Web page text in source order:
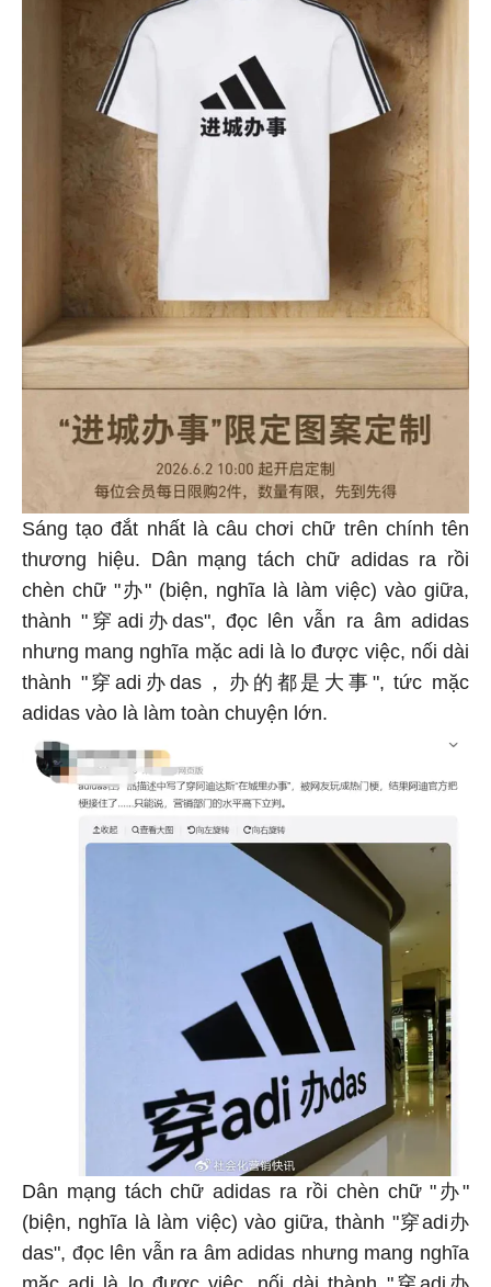
Sáng tạo đắt nhất là câu chơi chữ trên chính tên
thương hiệu. Dân mạng tách chữ adidas ra rồi
chèn chữ "办" (biện, nghĩa là làm việc) vào giữa,
thành "穿adi办das", đọc lên vẫn ra âm adidas
nhưng mang nghĩa mặc adi là lo được việc, nối dài
thành "穿adi办das，办的都是大事", tức mặc
adidas vào là làm toàn chuyện lớn.
Dân mạng tách chữ adidas ra rồi chèn chữ "办"
(biện, nghĩa là làm việc) vào giữa, thành "穿adi办
das", đọc lên vẫn ra âm adidas nhưng mang nghĩa